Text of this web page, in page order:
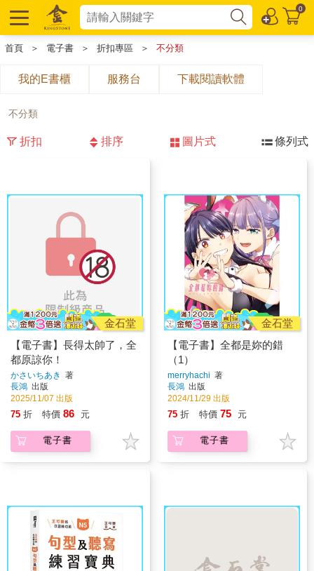
0
首頁 ＞ 電子書 ＞ 折扣專區 ＞ 不分類
我的E書櫃 服務台 下載閱讀軟體
不分類
折扣 排序 圖片式 條列式
金石堂
【電子書】長得太帥了，全
都原諒你！
かさいちあき 著
長鴻 出版
2025/11/07 出版
75 折 特價 86 元
電子書
金石堂
【電子書】全都是妳的錯
（1）
merryhachi 著
長鴻 出版
2024/11/29 出版
75 折 特價 75 元
電子書